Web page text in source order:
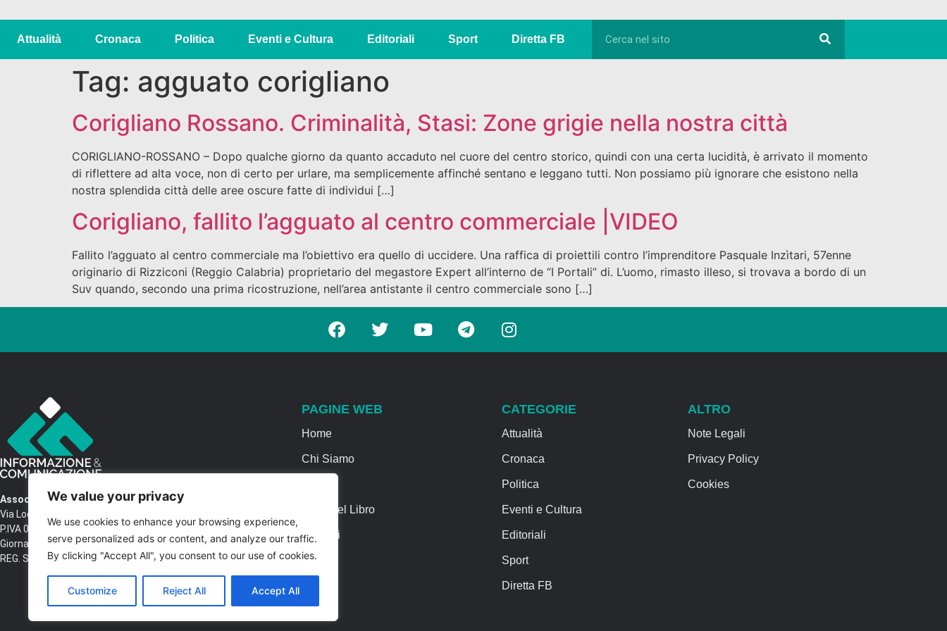
We value your privacy
We use cookies to enhance your browsing experience,
serve personalized ads or content, and analyze our traffic.
By clicking "Accept All", you consent to our use of cookies.
Customize Reject All Accept All
Attualità Cronaca Politica Eventi e Cultura Editoriali Sport Diretta FB
Tag: agguato corigliano
Corigliano Rossano. Criminalità, Stasi: Zone grigie nella nostra città
CORIGLIANO-ROSSANO – Dopo qualche giorno da quanto accaduto nel cuore del centro storico, quindi con una certa lucidità, è arrivato il momento
di riflettere ad alta voce, non di certo per urlare, ma semplicemente affinché sentano e leggano tutti. Non possiamo più ignorare che esistono nella
nostra splendida città delle aree oscure fatte di individui […]
Corigliano, fallito l’agguato al centro commerciale |VIDEO
Fallito l’agguato al centro commerciale ma l’obiettivo era quello di uccidere. Una raffica di proiettili contro l’imprenditore Pasquale Inzìtari, 57enne
originario di Rizziconi (Reggio Calabria) proprietario del megastore Expert all’interno de “I Portali” di. L’uomo, rimasto illeso, si trovava a bordo di un
Suv quando, secondo una prima ricostruzione, nell’area antistante il centro commerciale sono […]
Associazione Informazione & Comunicazione
Via Locri SNC – 87064 Corigliano Rossano CS
P.IVA 03516250788 – C.F. 97037680788 Testata
Giornalistica n. 1399/2017 R.G.V.G.N. 02/2017
REG. STAMPA Tribunale di Castrovillari
PAGINE WEB
Home
Chi Siamo
Casa del Libro
Contatti
CATEGORIE
Attualità
Cronaca
Politica
Eventi e Cultura
Editoriali
Sport
Diretta FB
ALTRO
Note Legali
Privacy Policy
Cookies